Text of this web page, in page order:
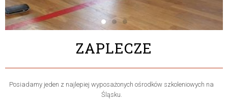
ZAPLECZE
Posiadamy jeden z najlepiej wyposażonych ośrodków szkoleniowych na
Śląsku.